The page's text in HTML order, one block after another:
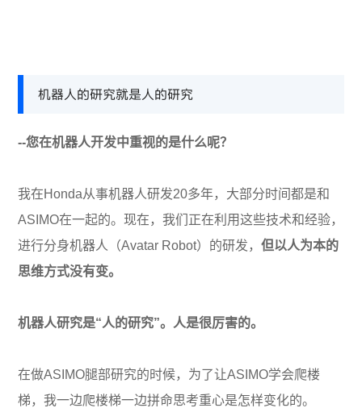
机器人的研究就是人的研究
--您在机器人开发中重视的是什么呢？
我在Honda从事机器人研发20多年，大部分时间都是和
ASIMO在一起的。现在，我们正在利用这些技术和经验，
进行分身机器人（Avatar Robot）的研发，但以人为本的
思维方式没有变。
机器人研究是“人的研究”。人是很厉害的。
在做ASIMO腿部研究的时候，为了让ASIMO学会爬楼
梯，我一边爬楼梯一边拼命思考重心是怎样变化的。